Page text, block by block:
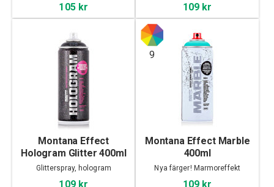
105 kr 109 kr
Montana Effect
Hologram Glitter 400ml
Glitterspray, hologram
109 kr
9
Montana Effect Marble
400ml
Nya färger! Marmoreffekt
109 kr